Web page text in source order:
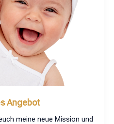
Angebot
meine neue Mission und